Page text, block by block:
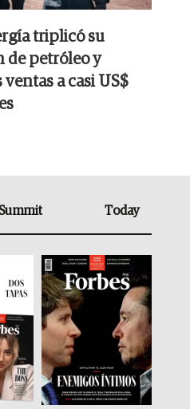
triplicó su
de petróleo y
ventas a casi US$
Today